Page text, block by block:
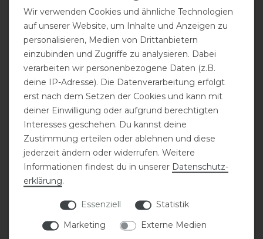
Eskadron Classic Sports
26 Kneesocks
Accessoires Damen
statt 14,95 €
ARTIKEL MERKEN
Eskadron Classic Sports
26 Kneesocks
Accessoires Damen
Wir verwenden Cookies und ähnliche Technologien
auf unserer Website, um Inhalte und Anzeigen zu
personalisieren, Medien von Drittanbietern
einzubinden und Zugriffe zu analysieren. Dabei
verarbeiten wir personenbezogene Daten (z.B.
deine IP-Adresse). Die Datenverarbeitung erfolgt
erst nach dem Setzen der Cookies und kann mit
deiner Einwilligung oder aufgrund berechtigten
Interesses geschehen. Du kannst deine
Zustimmung erteilen oder ablehnen und diese
jederzeit ändern oder widerrufen. Weitere
Informationen findest du in unserer Daten­schutz­
erklärung.
Essenziell
Statistik
Marketing
Externe Medien